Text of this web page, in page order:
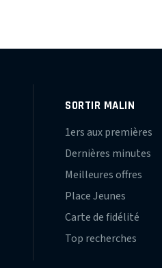
SORTIR MALIN
1ers aux premières
Dernières minutes
Meilleures offres
Place Jeunes
Carte de fidélité
Top recherches